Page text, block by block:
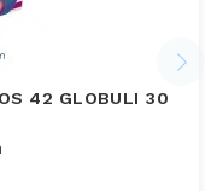
42 GLOBULI 30